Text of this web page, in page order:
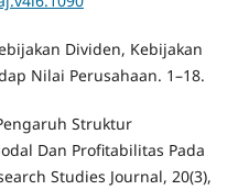
Dividen, Kebijakan
Nilai Perusahaan. 1–18.
Struktur
Dan Profitabilitas Pada
Studies Journal, 20(3),